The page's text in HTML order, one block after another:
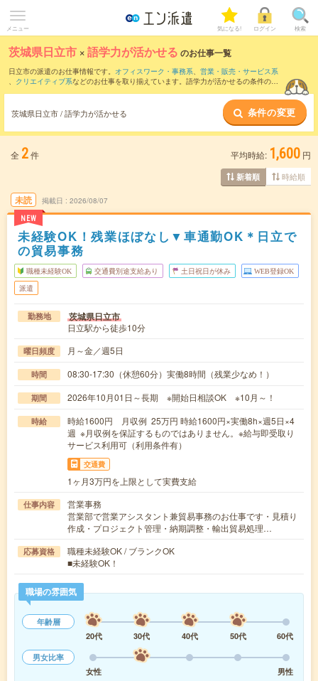
メニュー 気になる! ログイン 検索
茨城県日立市 ×語学力が活かせる のお仕事一覧
日立市の派遣のお仕事情報です。 オフィスワーク・事務系、 営業・販売・サービス系
、 クリエイティブ系などのお仕事を取り揃えています。語学力が活かせるの条件の他
茨城県日立市 / 語学力が活かせる 条件の変更
全 2件 平均時給: 1,600 円
新着順 時給順
未読
NEW
掲載日 2026/08/07
未経験OK！残業ほぼなし▼車通勤OK＊日立で
の貿易事務
職種未経験OK 交通費別途支給あり 土日祝日が休み WEB登録OK
派遣
勤務地 茨城県日立市
日立駅から徒歩10分
曜日頻度 月～金／週5日
時間 08:30-17:30（休憩60分）実働8時間（残業少なめ！）
期間 2026年10月01日～長期 ※開始日相談OK ※10月～！
時給
時給1600円 月収例 25万円 時給1600円×実働8h×週5日×4
週 ※月収例を保証するものではありません。※給与即受取り
サービス利用可（利用条件有）
交通費
1ヶ月3万円を上限として実費支給
仕事内容
営業事務
営業部で営業アシスタント兼貿易事務のお仕事です・見積り
作成・プロジェクト管理・納期調整・輸出貿易処理…
応募資格
職種未経験OK / ブランクOK
■未経験OK！
職場の雰囲気
年齢層
20代
30代 40代 50代
60代
男女比率
女性
男性